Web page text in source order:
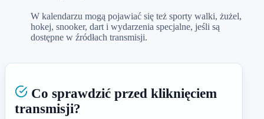
W kalendarzu mogą pojawiać się też sporty walki, żużel,
hokej, snooker, dart i wydarzenia specjalne, jeśli są
dostępne w źródłach transmisji.
Co sprawdzić przed kliknięciem
transmisji?